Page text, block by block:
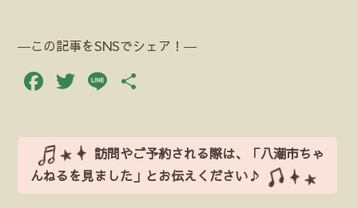
―この記事をSNSでシェア！―
Facebook
Twitter
Line
訪問やご予約される際は、「八潮市ちゃ
んねるを見ました」とお伝えください♪